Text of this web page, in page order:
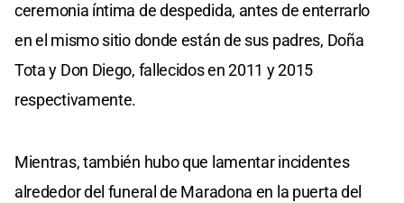
ceremonia íntima de despedida, antes de enterrarlo
en el mismo sitio donde están de sus padres, Doña
Tota y Don Diego, fallecidos en 2011 y 2015
respectivamente.
Mientras, también hubo que lamentar incidentes
alrededor del funeral de Maradona en la puerta del